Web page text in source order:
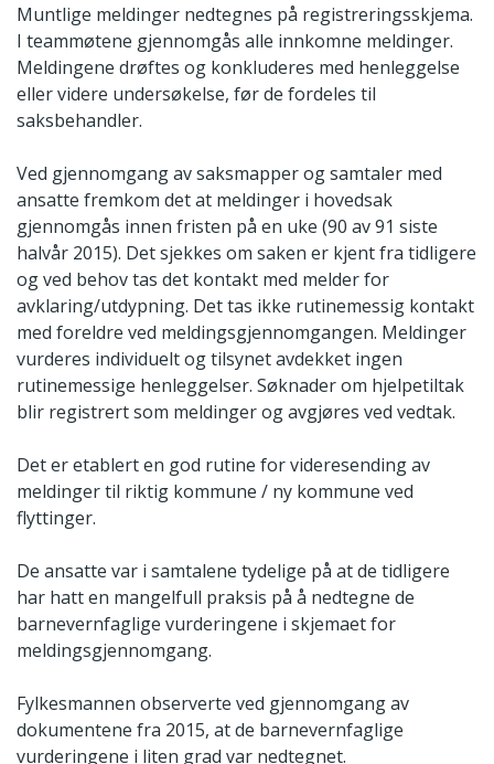
Muntlige meldinger nedtegnes på registreringsskjema.
I teammøtene gjennomgås alle innkomne meldinger.
Meldingene drøftes og konkluderes med henleggelse
eller videre undersøkelse, før de fordeles til
saksbehandler.
Ved gjennomgang av saksmapper og samtaler med
ansatte fremkom det at meldinger i hovedsak
gjennomgås innen fristen på en uke (90 av 91 siste
halvår 2015). Det sjekkes om saken er kjent fra tidligere
og ved behov tas det kontakt med melder for
avklaring/utdypning. Det tas ikke rutinemessig kontakt
med foreldre ved meldingsgjennomgangen. Meldinger
vurderes individuelt og tilsynet avdekket ingen
rutinemessige henleggelser. Søknader om hjelpetiltak
blir registrert som meldinger og avgjøres ved vedtak.
Det er etablert en god rutine for videresending av
meldinger til riktig kommune / ny kommune ved
flyttinger.
De ansatte var i samtalene tydelige på at de tidligere
har hatt en mangelfull praksis på å nedtegne de
barnevernfaglige vurderingene i skjemaet for
meldingsgjennomgang.
Fylkesmannen observerte ved gjennomgang av
dokumentene fra 2015, at de barnevernfaglige
vurderingene i liten grad var nedtegnet.